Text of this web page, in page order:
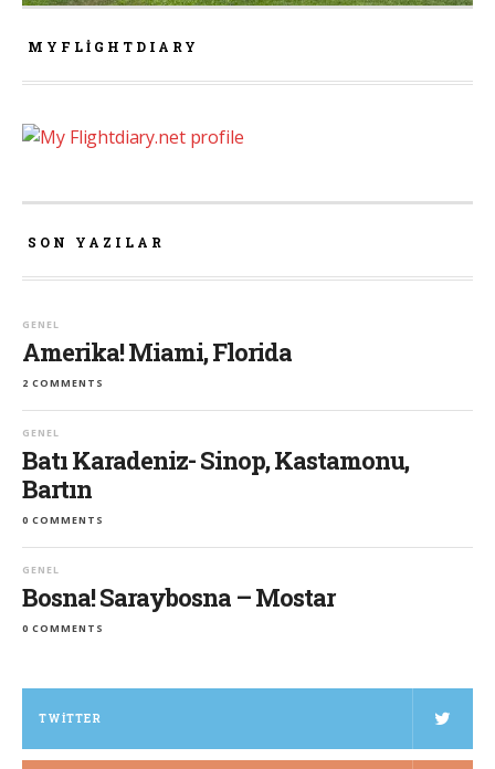
MYFLIGHTDIARY
SON YAZILAR
GENEL
Amerika! Miami, Florida
2 COMMENTS
GENEL
Batı Karadeniz- Sinop, Kastamonu,
Bartın
0 COMMENTS
GENEL
Bosna! Saraybosna – Mostar
0 COMMENTS
TWITTER